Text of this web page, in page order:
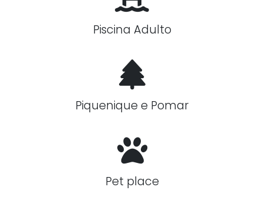
Piscina Adulto
Piquenique e Pomar
Pet place